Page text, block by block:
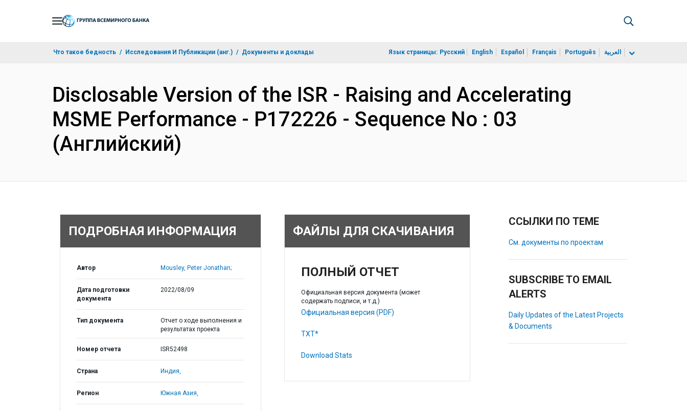
Что такое бедность Исследования И Публикации (анг.) Документы и доклады Язык страницы: Русский English Español Français Português العربية
Disclosable Version of the ISR - Raising and Accelerating
MSME Performance - P172226 - Sequence No : 03
(Английский)
ПОДРОБНАЯ ИНФОРМАЦИЯ
Автор Mousley, Peter Jonathan;
Дата подготовки
документа
2022/08/09
Тип документа
Отчет о ходе выполнения и
результатах проекта
Номер отчета ISR52498
Страна Индия,
Регион Южная Азия,
ФАЙЛЫ ДЛЯ СКАЧИВАНИЯ
ПОЛНЫЙ ОТЧЕТ
Официальная версия документа (может
содержать подписи, и т.д.)
Официальная версия (PDF)
TXT*
Download Stats
ССЫЛКИ ПО ТЕМЕ
См. документы по проектам
SUBSCRIBE TO EMAIL
ALERTS
Daily Updates of the Latest Projects
& Documents